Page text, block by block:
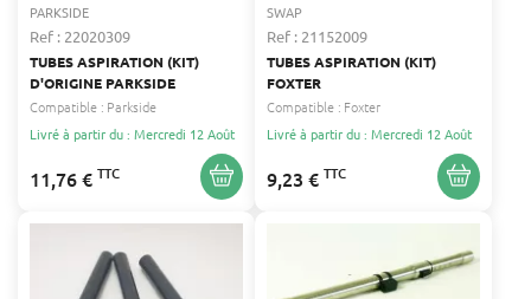
PARKSIDE
Ref : 22020309
TUBES ASPIRATION (KIT)
D'ORIGINE PARKSIDE
Compatible : Parkside
Livré à partir du : Mercredi 12 Août
11,76 € TTC
SWAP
Ref : 21152009
TUBES ASPIRATION (KIT)
FOXTER
Compatible : Foxter
Livré à partir du : Mercredi 12 Août
9,23 € TTC